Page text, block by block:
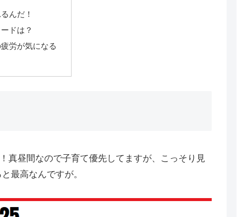
んだ！
ドは？
労が気になる
真昼間なので子育て優先してますが、こっそり見
最高なんですが。